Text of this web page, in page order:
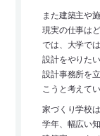
また建築主や
現実の仕事は
では、大学で
設計をやりた
設計事務所を
こうと考えてい
家づくり学校
学年、幅広い